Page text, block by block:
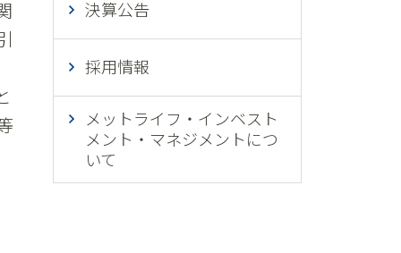
決算公告
採用情報
メットライフ・インベスト
メント・マネジメントにつ
いて